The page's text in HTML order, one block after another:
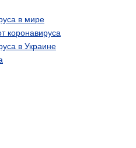
в мире
коронавируса
в Украине